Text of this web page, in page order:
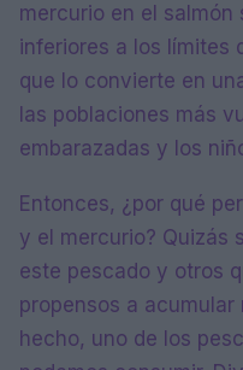
mercurio en el
inferiores a los límites
que lo convierte en
las poblaciones más
embarazadas y los
Entonces, ¿por qué
y el mercurio? Quizás
este pescado y otros
propensos a acumular
hecho, uno de los